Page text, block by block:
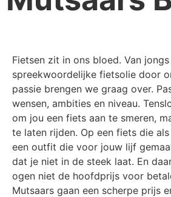
Fietsen zit in ons bloed. Van
spreekwoordelijke fietsolie door
passie brengen we graag over.
wensen, ambities en niveau.
om jou een fiets aan te smeren,
te laten rijden. Op een fiets die
een outfit die voor jouw lijf
dat je niet in de steek laat. En
ogen niet de hoofdprijs voor
Mutsaars gaan een scherpe prijs